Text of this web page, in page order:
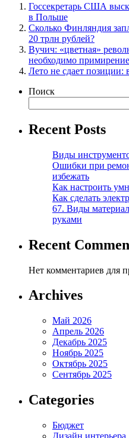
Госсекретарь США
в Польше
Сколько Финляндия
20 трлн рублей?
Вучич: «цветная»
необходимо примирение
Лето не сдает позиции:
Поиск
Recent Posts
Виды
Ошибки при
избежать
Как настроить
Как сделать
67. Виды
руками
Recent
Нет комментариев для
Archives
Май 2026
Апрель 2026
Декабрь 2025
Ноябрь 2025
Октябрь 2025
Сентябрь 2025
Categories
Бюджет